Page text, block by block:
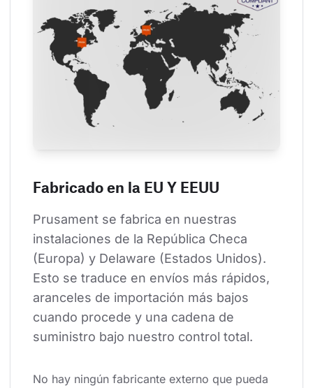
Fabricado en la EU Y EEUU
Prusament se fabrica en nuestras
instalaciones de la República Checa
(Europa) y Delaware (Estados Unidos).
Esto se traduce en envíos más rápidos,
aranceles de importación más bajos
cuando procede y una cadena de
suministro bajo nuestro control total.
No hay ningún fabricante externo que pueda